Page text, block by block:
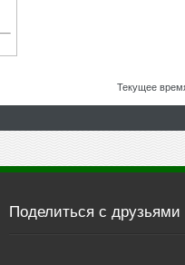
Текущее
Поделиться с друзьями